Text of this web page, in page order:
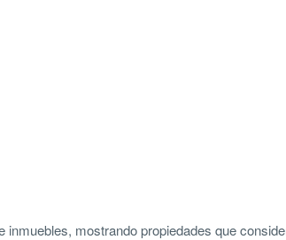
mostrando propiedades que